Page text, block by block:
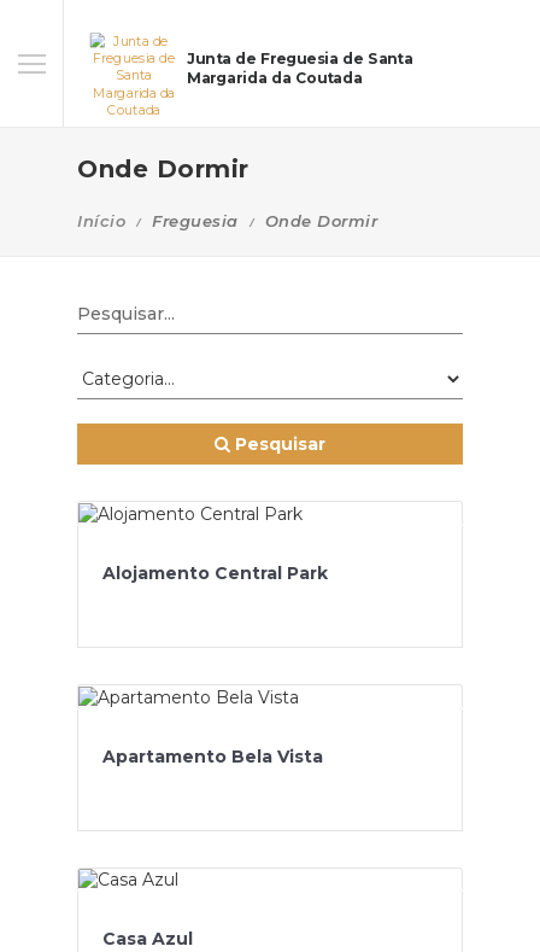
Junta de Freguesia de Santa
Margarida da Coutada
Onde Dormir
Início Freguesia Onde Dormir
Pesquisar
Alojamento Central Park
Apartamento Bela Vista
Casa Azul